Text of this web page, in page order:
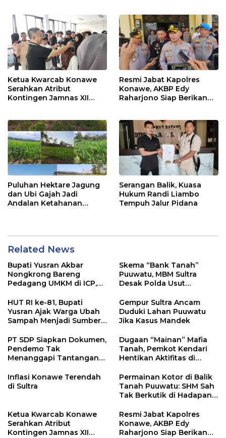
Ketua Kwarcab Konawe
Serahkan Atribut
Kontingen Jamnas XII
Resmi Jabat Kapolres
Konawe, AKBP Edy
Raharjono Siap Berikan
Puluhan Hektare Jagung
dan Ubi Gajah Jadi
Andalan Ketahanan
Serangan Balik, Kuasa
Hukum Randi Liambo
Tempuh Jalur Pidana
Related News
Bupati Yusran Akbar
Nongkrong Bareng
Pedagang UMKM di ICP,
Hidupkan Ekonomi
Kerakyatan
Skema “Bank Tanah”
Puuwatu, MBM Sultra
Desak Polda Usut
Kadin
HUT RI ke-81, Bupati
Yusran Ajak Warga Ubah
Sampah Menjadi Sumber
Gempur Sultra Ancam
Duduki Lahan Puuwatu
Jika Kasus Mandek
PT SDP Siapkan Dokumen,
Pendemo Tak
Menanggapi Tantangan
Dugaan “Mainan” Mafia
Tanah, Pemkot Kendari
Hentikan Aktifitas di
Inflasi Konawe Terendah
di Sultra
Permainan Kotor di Balik
Tanah Puuwatu: SHM Sah
Tak Berkutik di Hadapan
Ketua Kwarcab Konawe
Serahkan Atribut
Kontingen Jamnas XII
Resmi Jabat Kapolres
Konawe, AKBP Edy
Raharjono Siap Berikan